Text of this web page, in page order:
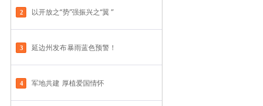
以开放之“势”强振兴之“翼 ”
延边州发布暴雨蓝色预警！
军地共建 厚植爱国情怀